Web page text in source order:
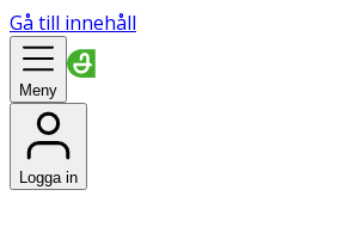
Gå till innehåll
Meny
Logga in